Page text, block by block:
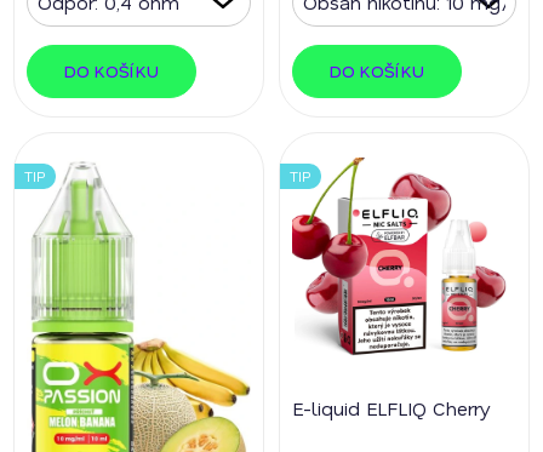
DO KOŠÍKU DO KOŠÍKU
TIP TIP
E-liquid ELFLIQ Cherry